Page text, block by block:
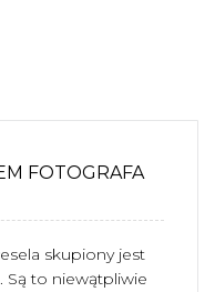
FOTOGRAFA
skupiony jest
Są to niewątpliwie